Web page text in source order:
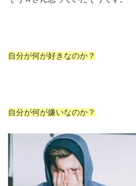
自分が何が好きなのか？
自分が何が嫌いなのか？